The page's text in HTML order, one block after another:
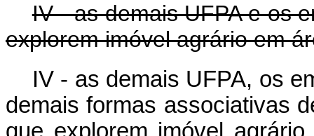
IV - as demais UFPA e os
explorem imóvel agrário em
IV - as demais UFPA, os
demais formas associativas